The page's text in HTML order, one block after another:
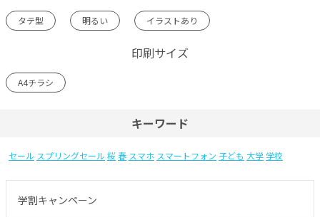
タテ型 明るい イラストあり
印刷サイズ
A4チラシ
キーワード
セール スプリングセール 桜 春 スマホ スマートフォン 子ども 大学 学校
学割キャンペーン